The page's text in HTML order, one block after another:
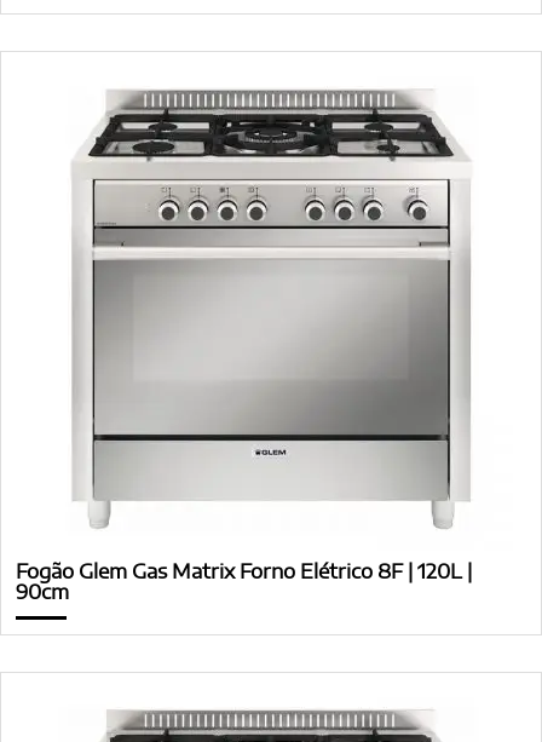
Fogão Glem Gas Matrix Forno Elétrico 8F | 120L |
90cm